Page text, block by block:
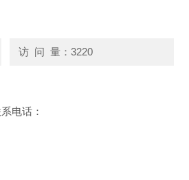
访 问 量：3220
电话：